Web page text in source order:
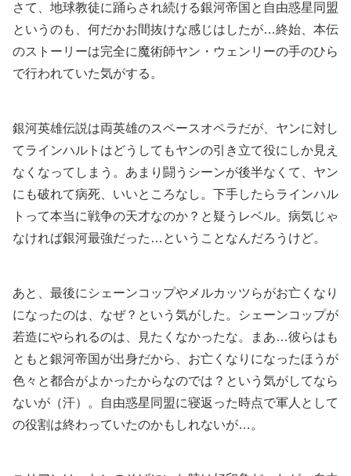
さて、地球教徒に踊らされ続ける銀河帝国と自由惑星同盟
というのも、何だかお間抜けな感じはしたが…終始、本伝
のストーリーは完全に魔術師ヤン・ウェンリーの手のひら
で行われていた気がする。
銀河英雄伝説は両英雄のスペースオペラだが、ヤンに対し
てラインハルトはどうしてもヤンの引き立て役にしか見え
なくなってしまう。あまり闘うシーンが後半なくて、ヤン
にも破れて病死、いいところなし。下手したらラインハル
トって本当に戦争の天才なのか？と疑うレベル。病気じゃ
なければ銀河最強だった…ということなんだろうけど。
あと、最後にシェーンコップやメルカッツらがお亡くなり
になったのは、なぜ？という気がした。シェーンコップが
若造にやられるのは、見たくなかったな。まあ…彼らはも
ともと銀河帝国が出身だから、お亡くなりになったほうが
色々と都合がよかったからなのでは？という気がしてなら
ないが（汗）。自由惑星同盟に寝返った時点で軍人として
の役割は終わっていたのかもしれないが…。